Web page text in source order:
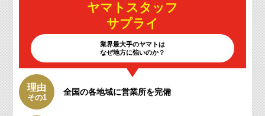
ヤマトスタッフ
サプライ
業界最大手のヤマトは
なぜ地方に強いのか？
理由
その1
全国の各地域に営業所を完備